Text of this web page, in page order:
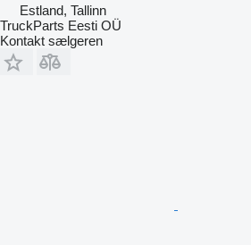
Estland, Tallinn
TruckParts Eesti OÜ
Kontakt sælgeren